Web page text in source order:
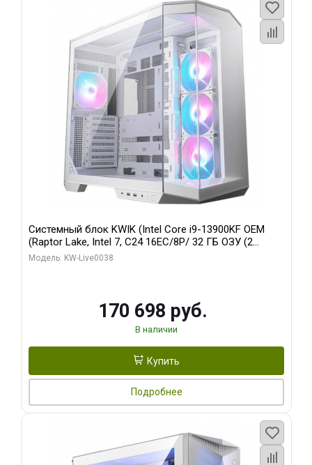
Системный блок KWIK (Intel Core i9-13900KF OEM
(Raptor Lake, Intel 7, C24 16EC/8P/ 32 ГБ ОЗУ (2
модуля)/ Gigabyte RX9070XT GAMING OC 16GB GDDR6
Модель: KW-Live0038
170 698 руб.
В наличии
Купить
Подробнее